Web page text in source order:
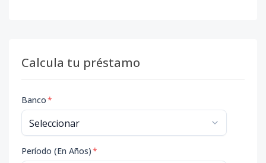
Calcula tu préstamo
Banco*
Período (En Años)*